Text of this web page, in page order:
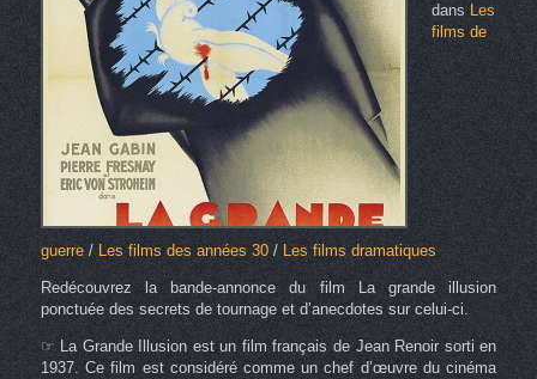
dansLes
films de
guerre/ Les films des années 30/ Les films dramatiques
Redécouvrez la bande-annonce du film La grande illusion
ponctuée des secrets de tournage et d’anecdotes sur celui-ci.
☞ La Grande Illusion est un film français de Jean Renoir sorti en
1937. Ce film est considéré comme un chef d’œuvre du cinéma